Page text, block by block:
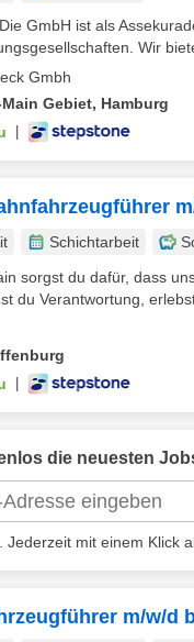
GmbH ist als
Wir
Gmbh
Gebiet, Hamburg
Schichtarbeit
sorgst du dafür, dass
du Verantwortung,
die neuesten
Jederzeit mit einem Klick
m/w/d